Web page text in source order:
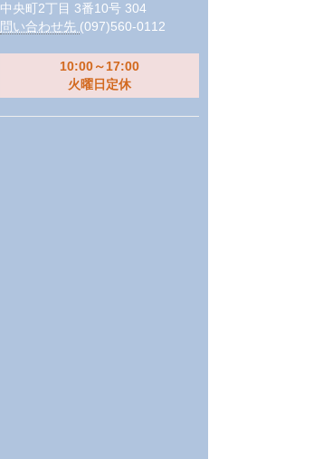
中央町2丁目 3番10号 304
問い合わせ先 (097)560-0112
10:00～17:00
火曜日定休